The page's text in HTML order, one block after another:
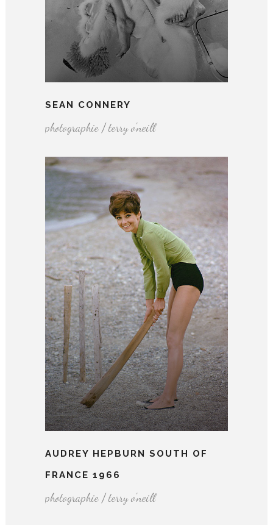
SEAN CONNERY
photographie / terry o'neill
AUDREY HEPBURN SOUTH OF
FRANCE 1966
photographie / terry o'neill